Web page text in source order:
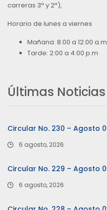
carreras 3ª y 2ª),
Horario de lunes a viernes
Mañana: 8:00 a 12:00
Tarde: 2:00 a 4:00 p.m
Últimas Noticias
Circular No. 230 – Agosto
6 agosto, 2026
Circular No. 229 – Agosto
6 agosto, 2026